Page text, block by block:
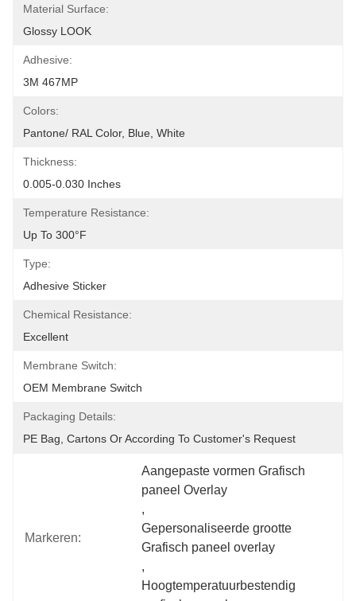
Material Surface:
Glossy LOOK
Adhesive:
3M 467MP
Colors:
Pantone/ RAL Color, Blue, White
Thickness:
0.005-0.030 Inches
Temperature Resistance:
Up To 300°F
Type:
Adhesive Sticker
Chemical Resistance:
Excellent
Membrane Switch:
OEM Membrane Switch
Packaging Details:
PE Bag, Cartons Or According To Customer's Request
Markeren:
Aangepaste vormen Grafisch
paneel Overlay
,
Gepersonaliseerde grootte
Grafisch paneel overlay
,
Hoogtemperatuurbestendig